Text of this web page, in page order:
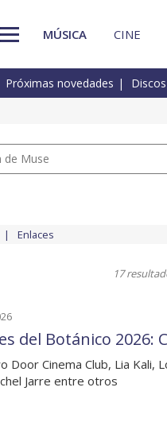
MÚSICA CINE
Próximas novedades
de Muse
Enlaces
17
del Botánico 2026:
Door Cinema Club, Lia Kali,
Jarre entre otros